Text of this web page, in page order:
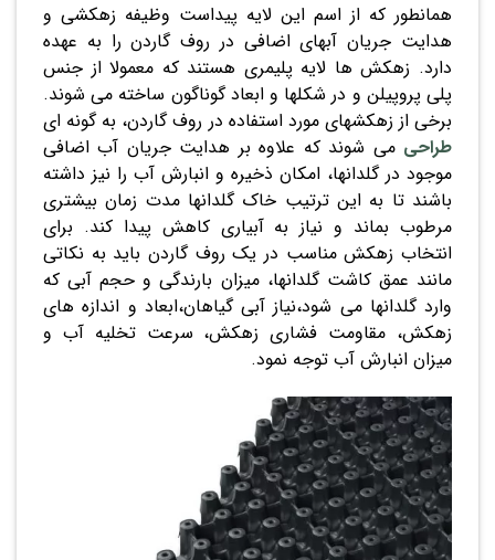
همانطور که از اسم این لایه پیداست وظیفه زهکشی و
هدایت جریان آبهای اضافی در روف گاردن را به عهده
دارد. زهکش ها لایه پلیمری هستند که معمولا از جنس
پلی پروپیلن و در شکلها و ابعاد گوناگون ساخته می شوند.
برخی از زهکشهای مورد استفاده در روف گاردن، به گونه ای
طراحی می شوند که علاوه بر هدایت جریان آب اضافی
موجود در گلدانها، امکان ذخیره و انبارش آب را نیز داشته
باشند تا به این ترتیب خاک گلدانها مدت زمان بیشتری
مرطوب بماند و نیاز به آبیاری کاهش پیدا کند. برای
انتخاب زهکش مناسب در یک روف گاردن باید به نکاتی
مانند عمق کاشت گلدانها، میزان بارندگی و حجم آبی که
وارد گلدانها می شود،نیاز آبی گیاهان،ابعاد و اندازه های
زهکش، مقاومت فشاری زهکش، سرعت تخلیه آب و
میزان انبارش آب توجه نمود.